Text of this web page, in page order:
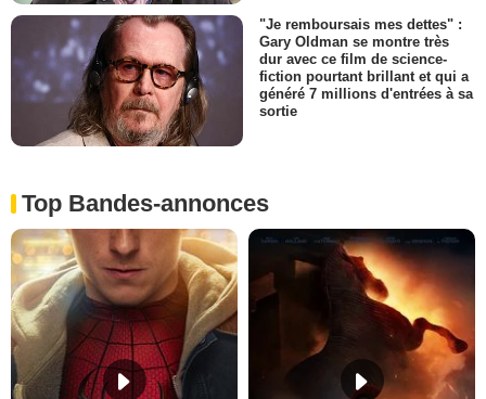
"Je remboursais mes dettes" :
Gary Oldman se montre très
dur avec ce film de science-
fiction pourtant brillant et qui a
généré 7 millions d'entrées à sa
sortie
Top Bandes-annonces